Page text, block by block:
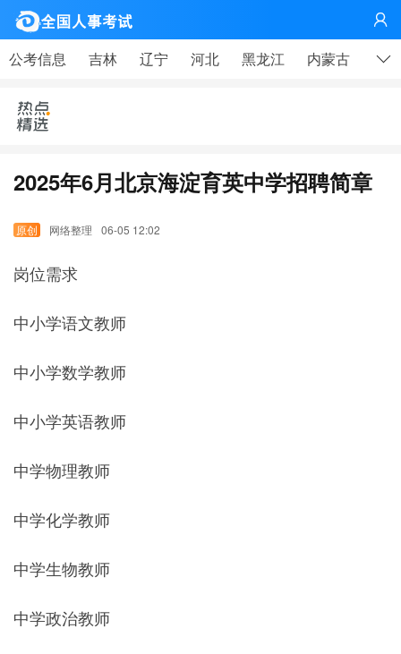

公考信息 吉林 辽宁 河北 黑龙江 内蒙古 山东
2025年6月北京海淀育英中学招聘简章
网络整理 06-05 12:02
岗位需求
中小学语文教师
中小学数学教师
中小学英语教师
中学物理教师
中学化学教师
中学生物教师
中学政治教师